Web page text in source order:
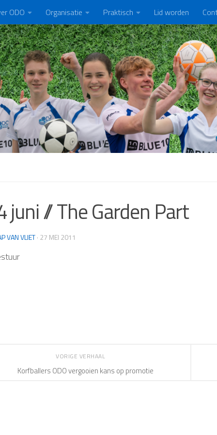
ODO Organisatie Praktisch Lid worden
juni // The Garden Part
VAN VLIET· 27 MEI 2011
VORIGE VERHAAL
Korfballers ODO vergooien kans op promotie